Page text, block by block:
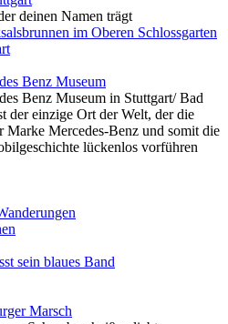
deinen Namen trägt
im Oberen Schlossgarten
Benz Museum
Benz Museum in Stuttgart/ Bad
der einzige Ort der Welt, der die
Marke Mercedes-Benz und somit die
lückenlos vorführen
sein blaues Band
Marsch